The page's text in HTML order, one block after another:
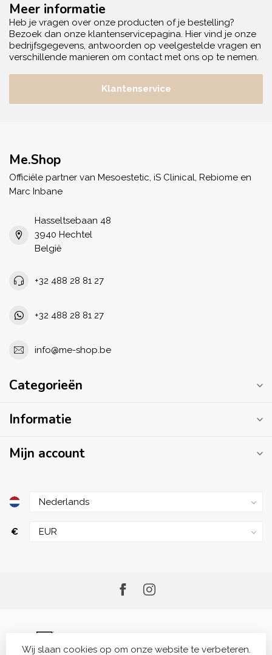
Meer informatie
Heb je vragen over onze producten of je bestelling?
Bezoek dan onze klantenservicepagina. Hier vind je onze
bedrijfsgegevens, antwoorden op veelgestelde vragen en
verschillende manieren om contact met ons op te nemen.
Klantenservice
Me.Shop
Officiële partner van Mesoestetic, iS Clinical, Rebiome en
Marc Inbane
Hasseltsebaan 48
3940 Hechtel
België
+32 488 28 81 27
+32 488 28 81 27
info@me-shop.be
Categorieën
Informatie
Mijn account
€
Wij slaan cookies op om onze website te verbeteren.